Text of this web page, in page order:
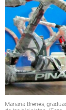
Mariana Brenes,